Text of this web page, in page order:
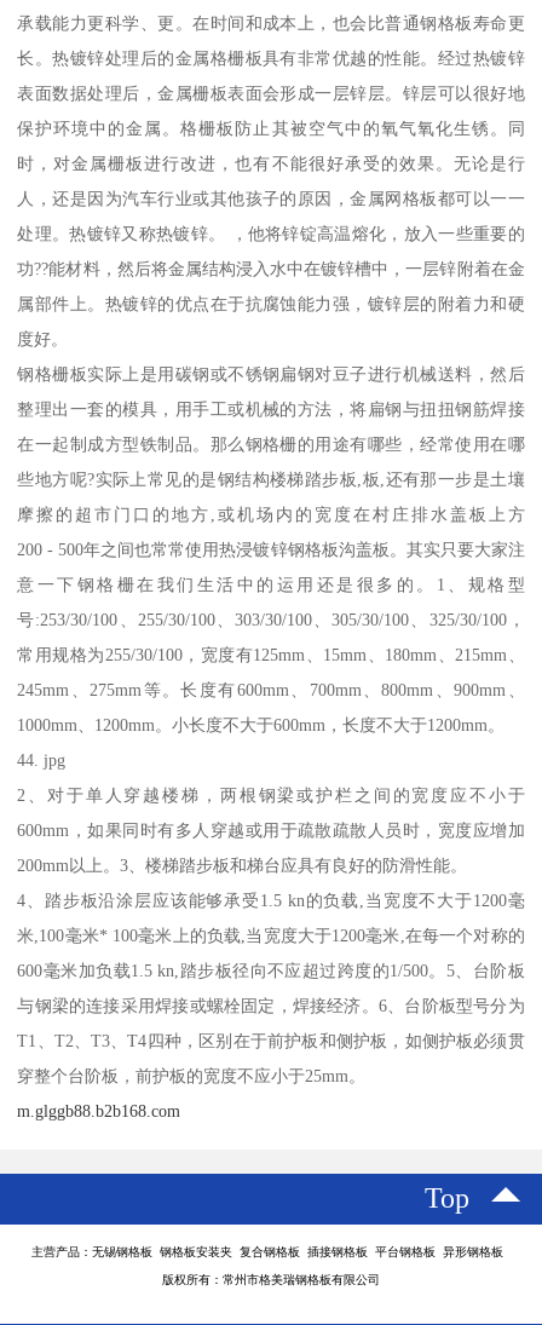
承载能力更科学、更。在时间和成本上，也会比普通钢格板寿命更
长。热镀锌处理后的金属格栅板具有非常优越的性能。经过热镀锌
表面数据处理后，金属栅板表面会形成一层锌层。锌层可以很好地
保护环境中的金属。格栅板防止其被空气中的氧气氧化生锈。同
时，对金属栅板进行改进，也有不能很好承受的效果。无论是行
人，还是因为汽车行业或其他孩子的原因，金属网格板都可以一一
处理。热镀锌又称热镀锌。 ，他将锌锭高温熔化，放入一些重要的
功??能材料，然后将金属结构浸入水中在镀锌槽中，一层锌附着在金
属部件上。热镀锌的优点在于抗腐蚀能力强，镀锌层的附着力和硬
度好。
钢格栅板实际上是用碳钢或不锈钢扁钢对豆子进行机械送料，然后
整理出一套的模具，用手工或机械的方法，将扁钢与扭扭钢筋焊接
在一起制成方型铁制品。那么钢格栅的用途有哪些，经常使用在哪
些地方呢?实际上常见的是钢结构楼梯踏步板,板,还有那一步是土壤
摩擦的超市门口的地方,或机场内的宽度在村庄排水盖板上方
200 - 500年之间也常常使用热浸镀锌钢格板沟盖板。其实只要大家注
意一下钢格栅在我们生活中的运用还是很多的。1、规格型
号:253/30/100、255/30/100、303/30/100、305/30/100、325/30/100，
常用规格为255/30/100，宽度有125mm、15mm、180mm、215mm、
245mm、275mm等。长度有600mm、700mm、800mm、900mm、
1000mm、1200mm。小长度不大于600mm，长度不大于1200mm。
44. jpg
2、对于单人穿越楼梯，两根钢梁或护栏之间的宽度应不小于
600mm，如果同时有多人穿越或用于疏散疏散人员时，宽度应增加
200mm以上。3、楼梯踏步板和梯台应具有良好的防滑性能。
4、踏步板沿涂层应该能够承受1.5 kn的负载,当宽度不大于1200毫
米,100毫米* 100毫米上的负载,当宽度大于1200毫米,在每一个对称的
600毫米加负载1.5 kn,踏步板径向不应超过跨度的1/500。5、台阶板
与钢梁的连接采用焊接或螺栓固定，焊接经济。6、台阶板型号分为
T1、T2、T3、T4四种，区别在于前护板和侧护板，如侧护板必须贯
穿整个台阶板，前护板的宽度不应小于25mm。
m.glggb88.b2b168.com
Top
主营产品：无锡钢格板 钢格板安装夹 复合钢格板 插接钢格板 平台钢格板 异形钢格板
版权所有：常州市格美瑞钢格板有限公司